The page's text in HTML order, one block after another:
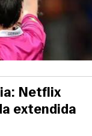
Netflix
extendida